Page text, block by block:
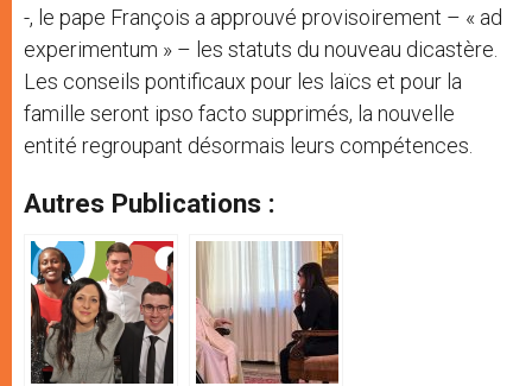
-, le pape François a approuvé provisoirement – « ad
experimentum » – les statuts du nouveau dicastère.
Les conseils pontificaux pour les laïcs et pour la
famille seront ipso facto supprimés, la nouvelle
entité regroupant désormais leurs compétences.
Autres Publications :